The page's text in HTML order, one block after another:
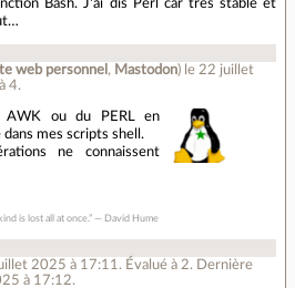
Bash. J'ai dis Perl car très stable et
web personnel , Mastodon) le 22 juillet
4.
AWK ou du PERL en
mes scripts shell.
ne connaissent
is lost all at once.” ― David Hume
2025 à 17:11 . Évalué à 2. Dernière
à 17:12.